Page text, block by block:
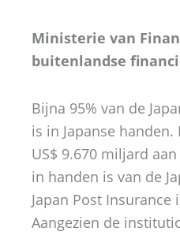
Ministerie van
buitenlandse
Bijna 95% van de
is in Japanse
US$ 9.670 miljard
in handen is van de
Japan Post
Aangezien de